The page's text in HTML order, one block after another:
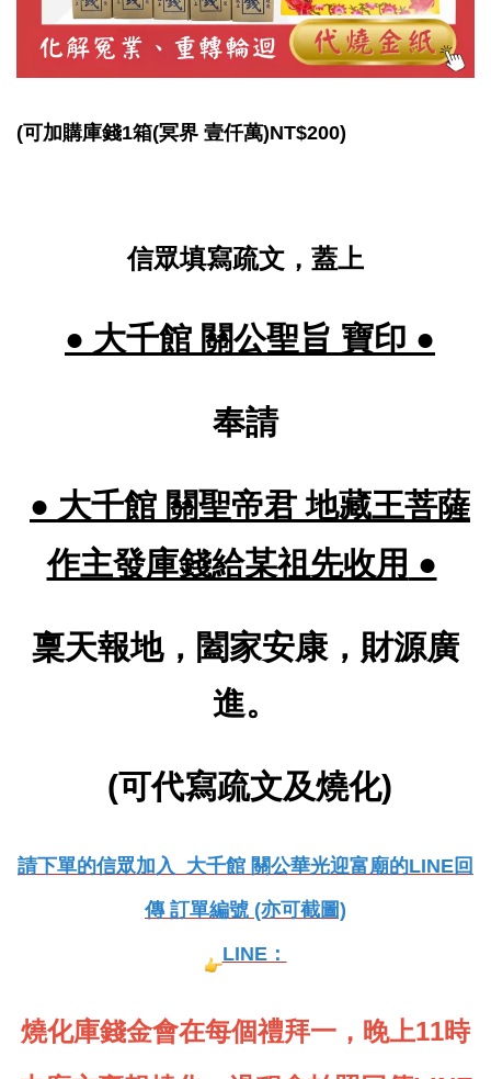
(可加購庫錢1箱(冥界 壹仟萬)NT$200)
信眾填寫疏文，蓋上
● 大千館 關公聖旨 寶印 ●
奉請
● 大千館 關聖帝君 地藏王菩薩
作主發庫錢給某祖先收用 ●
稟天報地，闔家安康，財源廣
進。
(可代寫疏文及燒化)
請下單的信眾加入 大千館 關公華光迎富廟的LINE回
傳 訂單編號 (亦可截圖)
LINE：
燒化庫錢金會在每個禮拜一，晚上11時